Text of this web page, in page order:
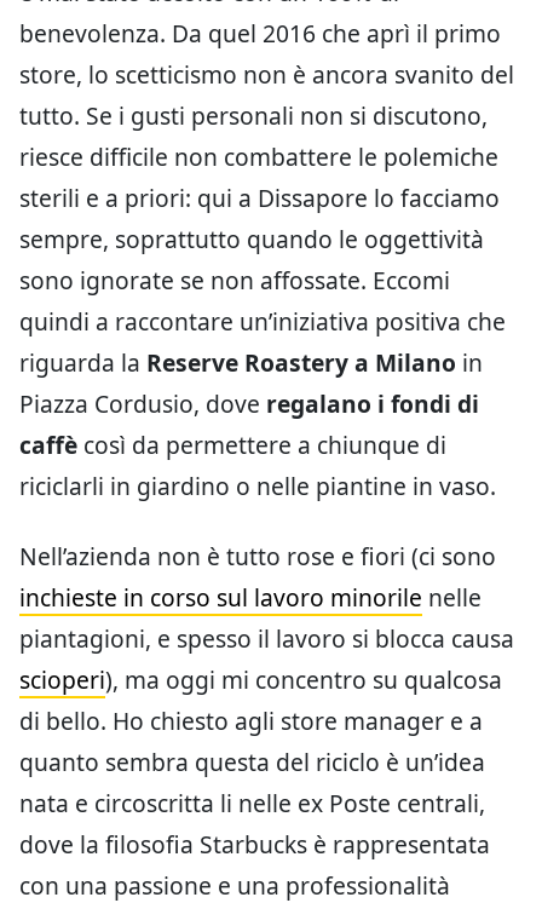
benevolenza. Da quel 2016 che aprì il primo
store, lo scetticismo non è ancora svanito del
tutto. Se i gusti personali non si discutono,
riesce difficile non combattere le polemiche
sterili e a priori: qui a Dissapore lo facciamo
sempre, soprattutto quando le oggettività
sono ignorate se non affossate. Eccomi
quindi a raccontare un’iniziativa positiva che
riguarda la Reserve Roastery a Milano in
Piazza Cordusio, dove regalano i fondi di
caffè così da permettere a chiunque di
riciclarli in giardino o nelle piantine in vaso.
Nell’azienda non è tutto rose e fiori (ci sono
inchieste in corso sul lavoro minorile nelle
piantagioni, e spesso il lavoro si blocca causa
scioperi), ma oggi mi concentro su qualcosa
di bello. Ho chiesto agli store manager e a
quanto sembra questa del riciclo è un’idea
nata e circoscritta li nelle ex Poste centrali,
dove la filosofia Starbucks è rappresentata
con una passione e una professionalità